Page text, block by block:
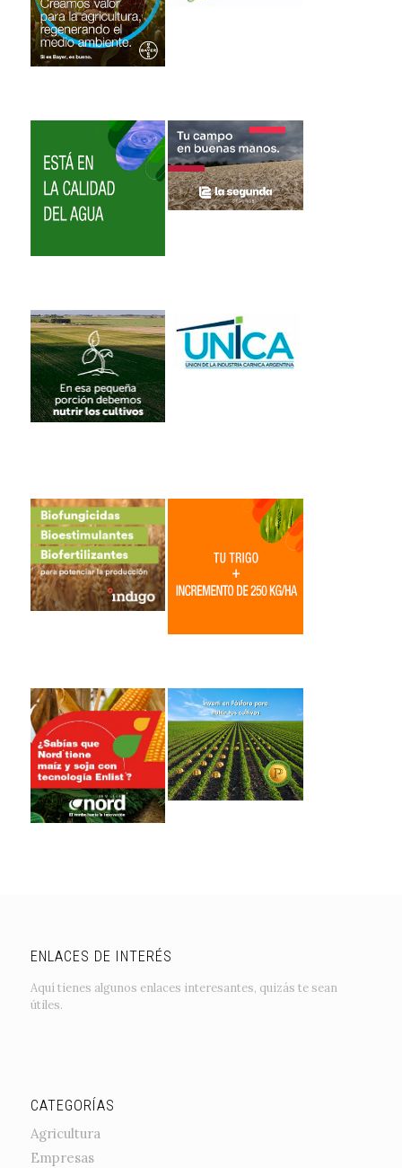
ENLACES DE INTERÉS
Aquí tienes algunos enlaces interesantes, quizás te sean
útiles.
CATEGORÍAS
Agricultura
Empresas